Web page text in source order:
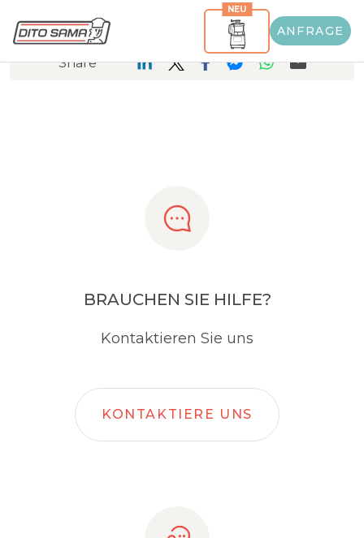
NEU
ANFRAGE
Share
BRAUCHEN SIE HILFE?
Kontaktieren Sie uns
KONTAKTIERE UNS